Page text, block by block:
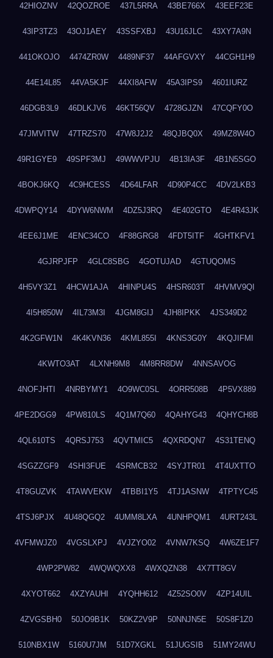
42HIOZNV 42QOZROE 437L5RRA 43BE766X 43EEF23E
43IP3TZ3 43OJ1AEY 43SSFXBJ 43U16JLC 43XY7A9N
441OKOJO 4474ZR0W 4489NF37 44AFGVXY 44CGH1H9
44E14L85 44VA5KJF 44XI8AFW 45A3IPS9 4601IURZ
46DGB3L9 46DLKJV6 46KT56QV 4728GJZN 47CQFY0O
47JMVITW 47TRZS70 47W8J2J2 48QJBQ0X 49MZ8W4O
49R1GYE9 49SPF3MJ 49WWVPJU 4B13IA3F 4B1N5SGO
4BOKJ6KQ 4C9HCESS 4D64LFAR 4D90P4CC 4DV2LKB3
4DWPQY14 4DYW6NWM 4DZ5J3RQ 4E402GTO 4E4R43JK
4EE6J1ME 4ENC34CO 4F88GRG8 4FDT5ITF 4GHTKFV1
4GJRPJFP 4GLC8SBG 4GOTUJAD 4GTUQOMS
4H5VY3Z1 4HCW1AJA 4HINPU4S 4HSR603T 4HVMV9QI
4I5H850W 4IL73M3I 4JGM8GIJ 4JH8IPKK 4JS349D2
4K2GFW1N 4K4KVN36 4KML855I 4KNS3G0Y 4KQJIFMI
4KWTO3AT 4LXNH9M8 4M8RR8DW 4NNSAVOG
4NOFJHTI 4NRBYMY1 4O9WC0SL 4ORR508B 4P5VX889
4PE2DGG9 4PW810LS 4Q1M7Q60 4QAHYG43 4QHYCH8B
4QL610TS 4QRSJ753 4QVTMIC5 4QXRDQN7 4S31TENQ
4SGZZGF9 4SHI3FUE 4SRMCB32 4SYJTR01 4T4UXTTO
4T8GUZVK 4TAWVEKW 4TBBI1Y5 4TJ1ASNW 4TPTYC45
4TSJ6PJX 4U48QGQ2 4UMM8LXA 4UNHPQM1 4URT243L
4VFMWJZ0 4VGSLXPJ 4VJZYO02 4VNW7KSQ 4W6ZE1F7
4WP2PW82 4WQWQXX8 4WXQZN38 4X7TT8GV
4XYOT662 4XZYAUHI 4YQHH612 4Z52SO0V 4ZP14UIL
4ZVGSBH0 50JO9B1K 50KZ2V9P 50NNJN5E 50S8F1Z0
510NBX1W 5160U7JM 51D7XGKL 51JUGSIB 51MY24WU